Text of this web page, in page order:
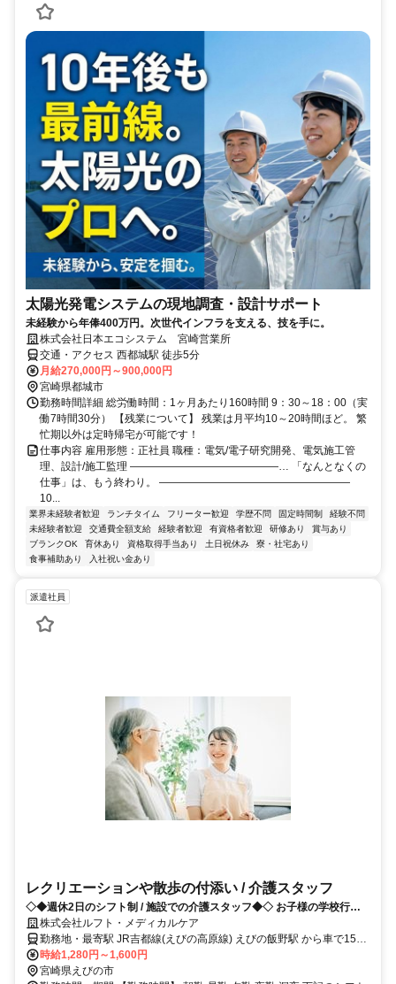
太陽光発電システムの現地調査・設計サポート
未経験から年俸400万円。次世代インフラを支える、技を手に。
株式会社日本エコシステム 宮崎営業所
交通・アクセス 西都城駅 徒歩5分
月給270,000円～900,000円
宮崎県都城市
勤務時間詳細 総労働時間：1ヶ月あたり160時間 9：30～18：00（実
働7時間30分） 【残業について】 残業は月平均10～20時間ほど。 繁
忙期以外は定時帰宅が可能です！
仕事内容 雇用形態：正社員 職種：電気/電子研究開発、電気施工管
理、設計/施工監理 ――――――――――――――… 「なんとなくの
仕事」は、もう終わり。 ――――――――――――――――――
10...
業界未経験者歓迎 ランチタイム フリーター歓迎 学歴不問 固定時間制
経験不問
未経験者歓迎
交通費全額支給 経験者歓迎 有資格者歓迎 研修あり
賞与あり
ブランクOK
育休あり 資格取得手当あり 土日祝休み
寮・社宅あり
食事補助あり
入社祝い金あり
派遣社員
レクリエーションや散歩の付添い / 介護スタッフ
◇◆週休2日のシフト制 / 施設での介護スタッフ◆◇ お子様の学校行事
や発熱等の急なお休みにも対応可
株式会社ルフト・メディカルケア
勤務地・最寄駅 JR吉都線(えびの高原線) えびの飯野駅 から車で15分
JR吉都線(えびの高原線) 都城駅 ・車通勤OK (※無料駐車場あり)
時給1,280円～1,600円
宮崎県えびの市